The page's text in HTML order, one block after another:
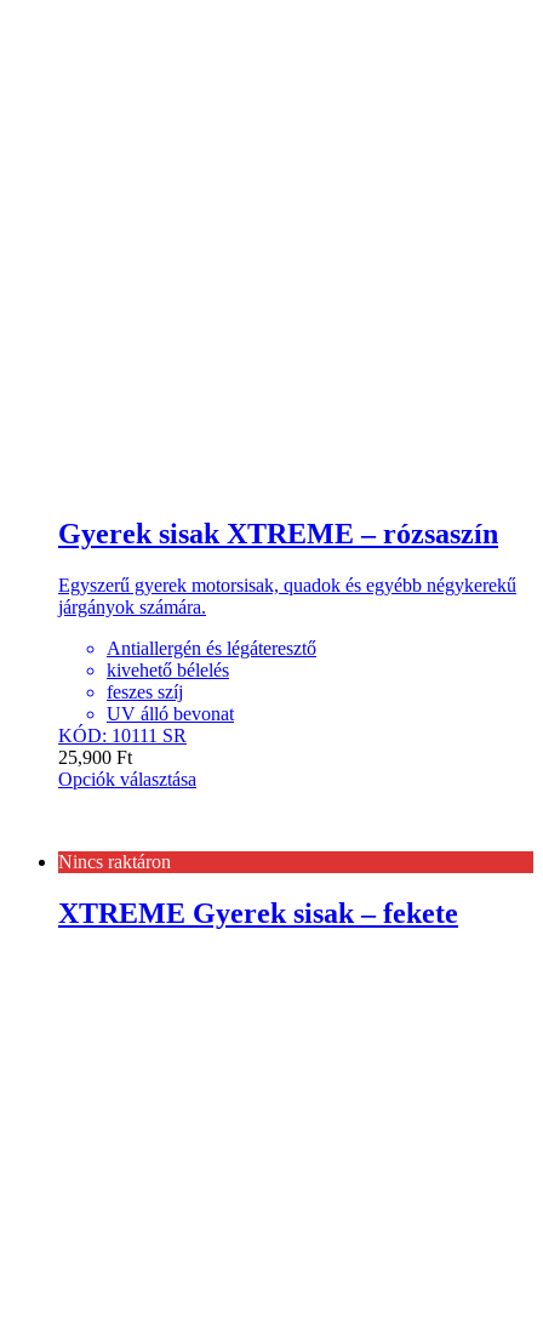
Gyerek sisak XTREME – rózsaszín
Egyszerű gyerek motorsisak, quadok és egyébb négykerekű
járgányok számára.
Antiallergén és légáteresztő
kivehető bélelés
feszes szíj
UV álló bevonat
KÓD: 10111 SR
25,900 Ft
Opciók választása
Nincs raktáron
XTREME Gyerek sisak – fekete